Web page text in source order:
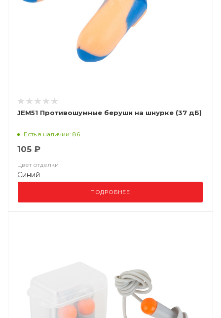
JEM51 Противошумные беруши на шнурке (37 дБ)
Есть в наличии: 86
105 ₽
Цвет отделки
Синий
ПОДРОБНЕЕ